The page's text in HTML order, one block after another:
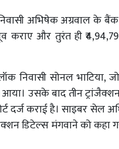
अभिषेक अग्रवाल के
कराए और तुरंत ही
निवासी सोनल भाटिया,
उसके बाद तीन
दर्ज कराई है। साइबर सेल
डिटेल्स मंगवाने को कहा